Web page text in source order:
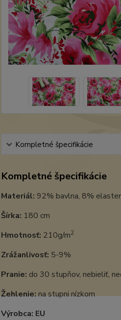
Kompletné špecifikácie
Kompletné špecifikácie
Materiál: 92% bavlna, 8%
Šírka: 180 cm
Hmotnosť: 210g/m2
Zrážanlivosť: 5-9%
Pranie: do 30 stupňov, nebieliť,
Žehlenie:na stupni nízkom
Výrobca: EU